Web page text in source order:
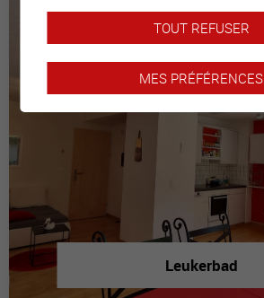
Leukerbad
TOUT REFUSER
MES PRÉFÉRENCES